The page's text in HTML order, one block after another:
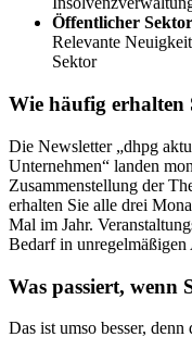
Öffentlicher Sektor
Relevante
Sektor
Wie häufig erhalten
Die Newsletter „dhpg
Unternehmen“ landen
Zusammenstellung der
erhalten Sie alle drei
Mal im Jahr.
Bedarf in unregelmäßigen
Was passiert, wenn
Das ist umso besser,